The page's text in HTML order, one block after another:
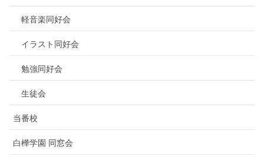
軽音楽同好会
イラスト同好会
勉強同好会
生徒会
当番校
白樺学園 同窓会